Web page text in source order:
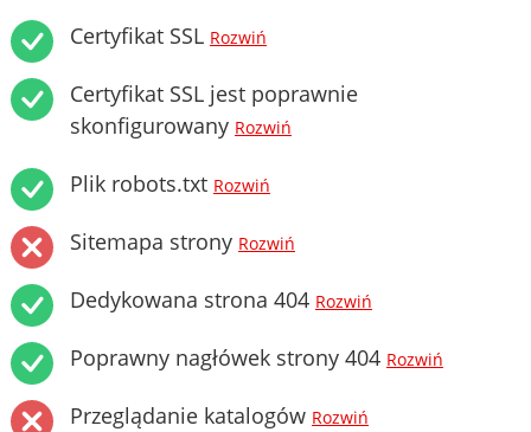
Certyfikat SSL Rozwiń
Certyfikat SSL jest poprawnie
skonfigurowany Rozwiń
Plik robots.txt Rozwiń
Sitemapa strony Rozwiń
Dedykowana strona 404 Rozwiń
Poprawny nagłówek strony 404 Rozwiń
Przeglądanie katalogów Rozwiń